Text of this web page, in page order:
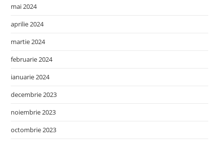
mai 2024
aprilie 2024
martie 2024
februarie 2024
ianuarie 2024
decembrie 2023
noiembrie 2023
octombrie 2023